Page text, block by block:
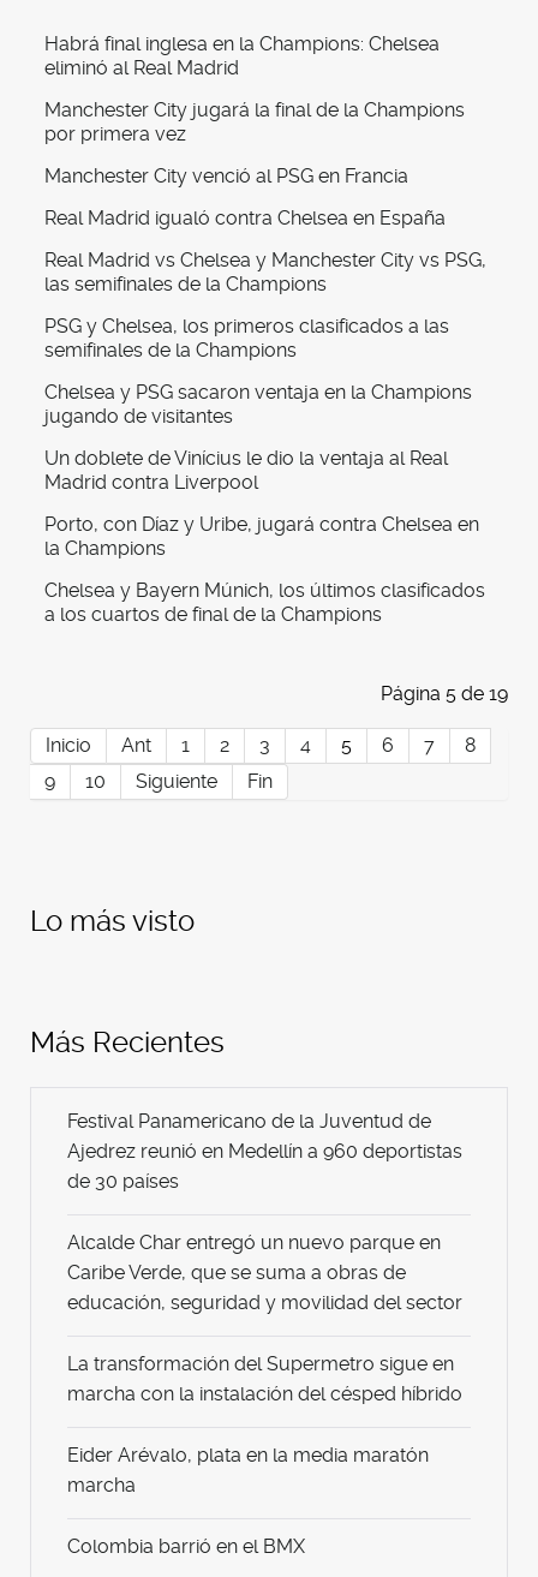
Habrá final inglesa en la Champions: Chelsea
eliminó al Real Madrid
Manchester City jugará la final de la Champions
por primera vez
Manchester City venció al PSG en Francia
Real Madrid igualó contra Chelsea en España
Real Madrid vs Chelsea y Manchester City vs PSG,
las semifinales de la Champions
PSG y Chelsea, los primeros clasificados a las
semifinales de la Champions
Chelsea y PSG sacaron ventaja en la Champions
jugando de visitantes
Un doblete de Vinícius le dio la ventaja al Real
Madrid contra Liverpool
Porto, con Díaz y Uribe, jugará contra Chelsea en
la Champions
Chelsea y Bayern Múnich, los últimos clasificados
a los cuartos de final de la Champions
Página 5 de 19
Inicio Ant 1 2 3 4 5 6 7
8
9
10 Siguiente Fin
Lo más visto
Más Recientes
Festival Panamericano de la Juventud de
Ajedrez reunió en Medellín a 960 deportistas
de 30 países
Alcalde Char entregó un nuevo parque en
Caribe Verde, que se suma a obras de
educación, seguridad y movilidad del sector
La transformación del Supermetro sigue en
marcha con la instalación del césped híbrido
Eider Arévalo, plata en la media maratón
marcha
Colombia barrió en el BMX